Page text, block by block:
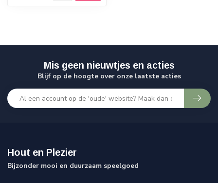
Mis geen nieuwtjes en acties
Blijf op de hoogte over onze laatste acties
Hout en Plezier
Bijzonder mooi en duurzaam speelgoed